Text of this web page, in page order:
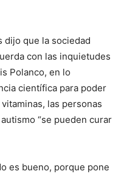
dijo que la sociedad
con las inquietudes
Polanco, en lo
científica para poder
las personas
“se pueden curar
es bueno, porque pone